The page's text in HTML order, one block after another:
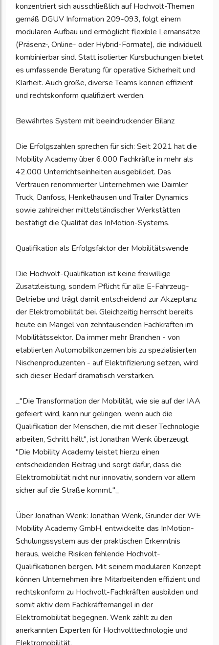
konzentriert sich ausschließlich auf Hochvolt-Themen
gemäß DGUV Information 209-093, folgt einem
modularen Aufbau und ermöglicht flexible Lernansätze
(Präsenz-, Online- oder Hybrid-Formate), die individuell
kombinierbar sind. Statt isolierter Kursbuchungen bietet
es umfassende Beratung für operative Sicherheit und
Klarheit. Auch große, diverse Teams können effizient
und rechtskonform qualifiziert werden.
Bewährtes System mit beeindruckender Bilanz
Die Erfolgszahlen sprechen für sich: Seit 2021 hat die
Mobility Academy über 6.000 Fachkräfte in mehr als
42.000 Unterrichtseinheiten ausgebildet. Das
Vertrauen renommierter Unternehmen wie Daimler
Truck, Danfoss, Henkelhausen und Trailer Dynamics
sowie zahlreicher mittelständischer Werkstätten
bestätigt die Qualität des InMotion-Systems.
Qualifikation als Erfolgsfaktor der Mobilitätswende
Die Hochvolt-Qualifikation ist keine freiwillige
Zusatzleistung, sondern Pflicht für alle E-Fahrzeug-
Betriebe und trägt damit entscheidend zur Akzeptanz
der Elektromobilität bei. Gleichzeitig herrscht bereits
heute ein Mangel von zehntausenden Fachkräften im
Mobilitätssektor. Da immer mehr Branchen - von
etablierten Automobilkonzernen bis zu spezialisierten
Nischenproduzenten - auf Elektrifizierung setzen, wird
sich dieser Bedarf dramatisch verstärken.
_"Die Transformation der Mobilität, wie sie auf der IAA
gefeiert wird, kann nur gelingen, wenn auch die
Qualifikation der Menschen, die mit dieser Technologie
arbeiten, Schritt hält", ist Jonathan Wenk überzeugt.
"Die Mobility Academy leistet hierzu einen
entscheidenden Beitrag und sorgt dafür, dass die
Elektromobilität nicht nur innovativ, sondern vor allem
sicher auf die Straße kommt."_
Über Jonathan Wenk: Jonathan Wenk, Gründer der WE
Mobility Academy GmbH, entwickelte das InMotion-
Schulungssystem aus der praktischen Erkenntnis
heraus, welche Risiken fehlende Hochvolt-
Qualifikationen bergen. Mit seinem modularen Konzept
können Unternehmen ihre Mitarbeitenden effizient und
rechtskonform zu Hochvolt-Fachkräften ausbilden und
somit aktiv dem Fachkräftemangel in der
Elektromobilität begegnen. Wenk zählt zu den
anerkannten Experten für Hochvolttechnologie und